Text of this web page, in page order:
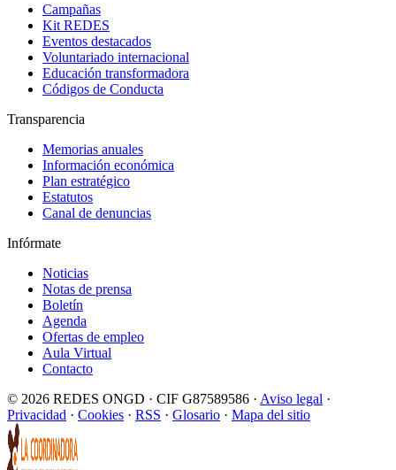
Campañas
Kit REDES
Eventos destacados
Voluntariado internacional
Educación transformadora
Códigos de Conducta
Transparencia
Memorias anuales
Información económica
Plan estratégico
Estatutos
Canal de denuncias
Infórmate
Noticias
Notas de prensa
Boletín
Agenda
Ofertas de empleo
Aula Virtual
Contacto
© 2026 REDES ONGD · CIF G87589586 · Aviso legal ·
Privacidad · Cookies · RSS · Glosario · Mapa del sitio